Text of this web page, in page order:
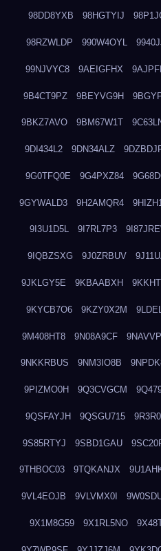
98DD8YXB 98HGTYIJ
98RZWLDP 990W4OYL
99NJVYC8 9AEIGFHX
9B4CT9PZ 9BEYVG9H
9BKZ7AVO 9BM67W1T
9DI434L2 9DN34ALZ
9G0TFQ0E 9G4PXZ84
9GYWALD3 9H2AMQR4
9I3U1D5L 9I7RL7P3
9IQBZSXG 9J0ZRBUV
9JKLGY5E 9KBAABXH
9KYCB7O6 9KZY0X2M
9M408HT8 9N08A9CF
9NKKRBUS 9NM3IO8B
9PIZMO0H 9Q3CVGCM
9QSFAYJH 9QSGU715
9S85RTYJ 9SBD1GAU
9THBOC03 9TQKANJX
9VL4EOJB 9VLVMX0I
9X1M8G59 9X1RL5NO